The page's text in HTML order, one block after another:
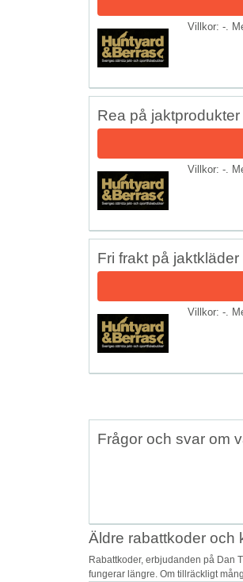
Villkor: -.
Rea på
Villkor: -.
Fri frakt på
Villkor: -.
Frågor och svar om
Äldre rabattkoder och
Rabattkoder, erbjudanden på Dan
fungerar längre. Om tillräckligt